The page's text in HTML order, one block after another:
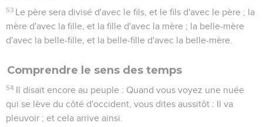
53 Le père sera divisé d'avec le fils, et le fils d'avec le père ; la
mère d'avec la fille, et la fille d'avec la mère ; la belle-mère
d'avec la belle-fille, et la belle-fille d'avec la belle-mère.
Comprendre le sens des temps
54 Il disait encore au peuple : Quand vous voyez une nuée
qui se lève du côté d'occident, vous dites aussitôt : Il va
pleuvoir ; et cela arrive ainsi.